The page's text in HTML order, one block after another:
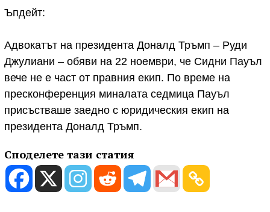
Ъпдейт:
Адвокатът на президента Доналд Тръмп – Руди
Джулиани – обяви на 22 ноември, че Сидни Пауъл
вече не е част от правния екип. По време на
пресконференция миналата седмица Пауъл
присъстваше заедно с юридическия екип на
президента Доналд Тръмп.
Споделете тази статия